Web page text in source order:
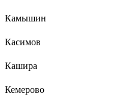
Камышин
Касимов
Кашира
Кемерово